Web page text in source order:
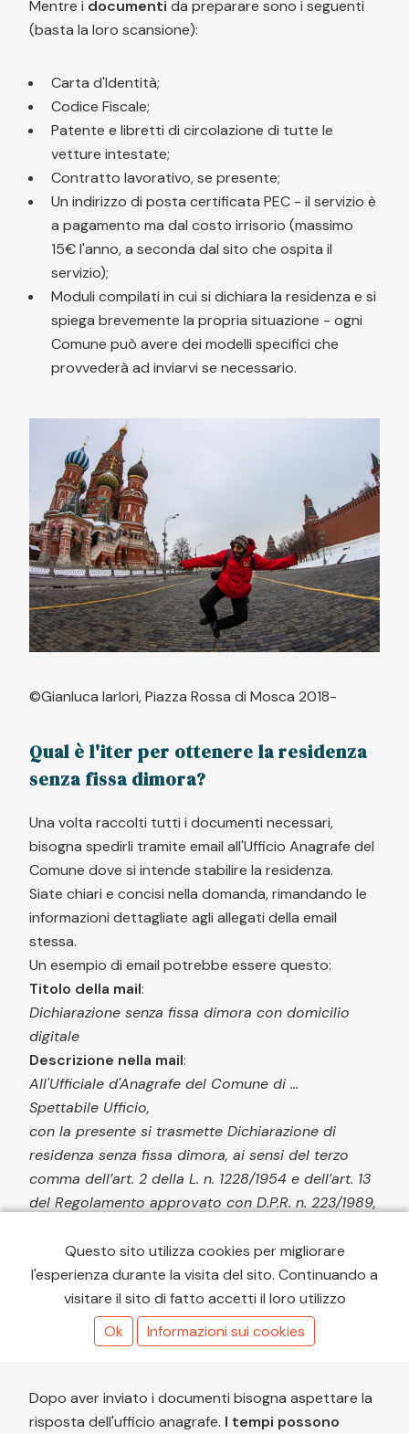
Mentre i documenti da preparare sono i seguenti
(basta la loro scansione):
Carta d'Identità;
Codice Fiscale;
Patente e libretti di circolazione di tutte le
vetture intestate;
Contratto lavorativo, se presente;
Un indirizzo di posta certificata PEC - il servizio è
a pagamento ma dal costo irrisorio (massimo
15€ l'anno, a seconda dal sito che ospita il
servizio);
Moduli compilati in cui si dichiara la residenza e si
spiega brevemente la propria situazione - ogni
Comune può avere dei modelli specifici che
provvederà ad inviarvi se necessario.
©Gianluca Iarlori, Piazza Rossa di Mosca 2018-
Qual è l'iter per ottenere la residenza
senza fissa dimora?
Una volta raccolti tutti i documenti necessari,
bisogna spedirli tramite email all'Ufficio Anagrafe del
Comune dove si intende stabilire la residenza.
Siate chiari e concisi nella domanda, rimandando le
informazioni dettagliate agli allegati della email
stessa.
Un esempio di email potrebbe essere questo:
Titolo della mail:
Dichiarazione senza fissa dimora con domicilio
digitale
Descrizione nella mail:
All'Ufficiale d'Anagrafe del Comune di ...
Spettabile Ufficio,
con la presente si trasmette Dichiarazione di
residenza senza fissa dimora, ai sensi del terzo
comma dell’art. 2 della L. n. 1228/1954 e dell’art. 13
del Regolamento approvato con D.P.R. n. 223/1989,
del D.Lgs. n. 82/2005 e con richiesta di
attribuzione dell’indirizzo ai sensi della parte terza,
sezione A, della circolare ISTAT n. 29/1992.
Cordiali saluti,
Vostri dati…"
Dopo aver inviato i documenti bisogna aspettare la
risposta dell'ufficio anagrafe. I tempi possono
Questo sito utilizza cookies per migliorare
l'esperienza durante la visita del sito. Continuando a
visitare il sito di fatto accetti il loro utilizzo
Ok
Informazioni sui cookies